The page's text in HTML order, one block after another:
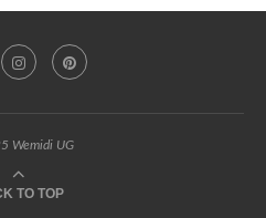
Wemidi UG
TO TOP